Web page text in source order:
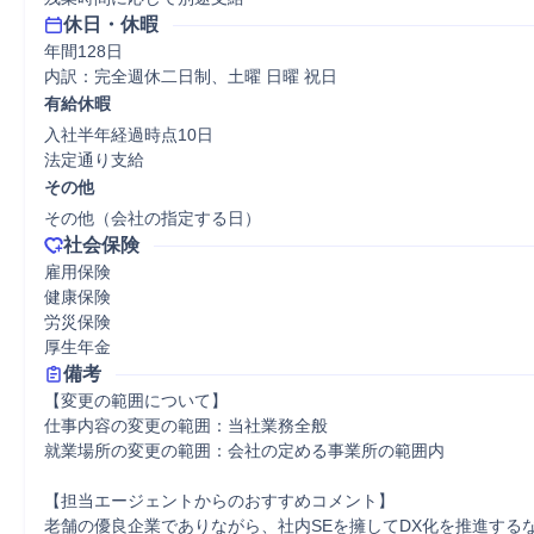
休日・休暇
年間128日
内訳：完全週休二日制、土曜 日曜 祝日
有給休暇
入社半年経過時点10日
法定通り支給
その他
その他（会社の指定する日）
社会保険
雇用保険
健康保険
労災保険
厚生年金
備考
【変更の範囲について】
仕事内容の変更の範囲：当社業務全般
就業場所の変更の範囲：会社の定める事業所の範囲内
【担当エージェントからのおすすめコメント】
老舗の優良企業でありながら、社内SEを擁してDX化を推進する